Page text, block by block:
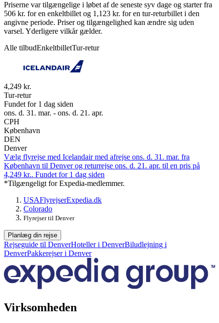
Priserne var tilgængelige i løbet af de seneste syv dage og starter fra
506 kr. for en enkeltbillet og 1,123 kr. for en tur-returbillet i den
angivne periode. Priser og tilgængelighed kan ændre sig uden
varsel. Yderligere vilkår gælder.
Alle tilbudEnkeltbilletTur-retur
4,249 kr.
Tur-retur
Fundet for 1 dag siden
ons. d. 31. mar. - ons. d. 21. apr.
CPH
København
DEN
Denver
Vælg flyrejse med Icelandair med afrejse ons. d. 31. mar. fra
København til Denver og returrejse ons. d. 21. apr. til en pris på
4,249 kr.. Fundet for 1 dag siden
*Tilgængeligt for Expedia-medlemmer.
USAFlyrejserExpedia.dk
Colorado
Flyrejser til Denver
Planlæg din rejse
Rejseguide til DenverHoteller i DenverBiludlejning i
DenverPakkerejser i Denver
Virksomheden